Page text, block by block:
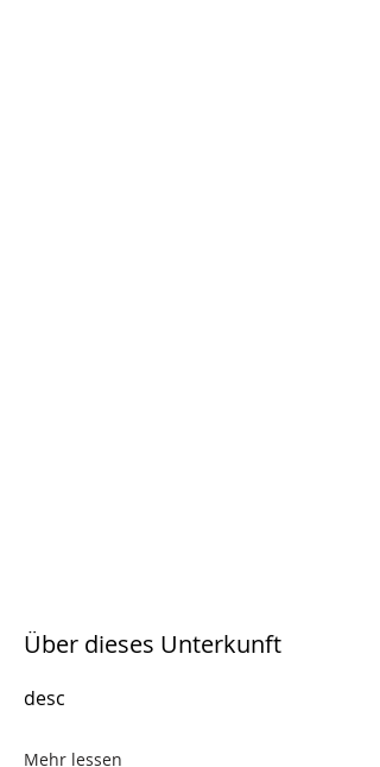
Über dieses Unterkunft
desc
Mehr lessen